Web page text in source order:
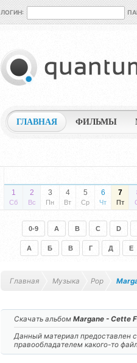
ЛОГИН:
ГЛАВНАЯ ФИЛЬМЫ
1
Сб
2
Вс
3
Пн
4
Вт
5
Ср
6
Чт
7
Пт
0-9 A B C D
А Б В Г Д Е
Главная Музыка Pop
Скачать альбом Margane - Cette
Данный материал предоставлен
правообладателем какого-то